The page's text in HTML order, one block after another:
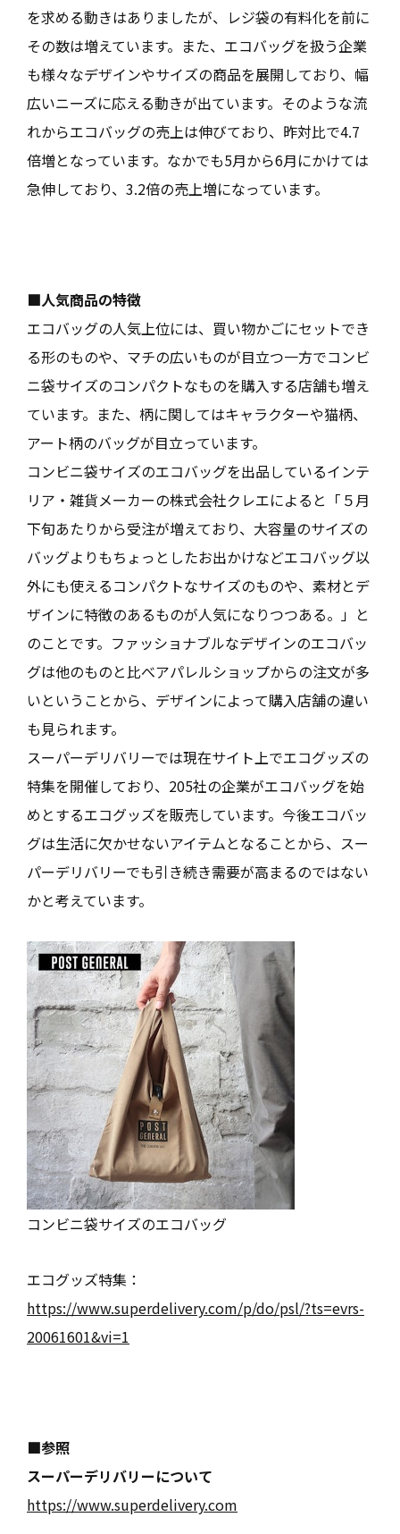
を求める動きはありましたが、レジ袋の有料化を前に
その数は増えています。また、エコバッグを扱う企業
も様々なデザインやサイズの商品を展開しており、幅
広いニーズに応える動きが出ています。そのような流
れからエコバッグの売上は伸びており、昨対比で4.7
倍増となっています。なかでも5月から6月にかけては
急伸しており、3.2倍の売上増になっています。
■人気商品の特徴
エコバッグの人気上位には、買い物かごにセットでき
る形のものや、マチの広いものが目立つ一方でコンビ
ニ袋サイズのコンパクトなものを購入する店舗も増え
ています。また、柄に関してはキャラクターや猫柄、
アート柄のバッグが目立っています。
コンビニ袋サイズのエコバッグを出品しているインテ
リア・雑貨メーカーの株式会社クレエによると「５月
下旬あたりから受注が増えており、大容量のサイズの
バッグよりもちょっとしたお出かけなどエコバッグ以
外にも使えるコンパクトなサイズのものや、素材とデ
ザインに特徴のあるものが人気になりつつある。」と
のことです。ファッショナブルなデザインのエコバッ
グは他のものと比べアパレルショップからの注文が多
いということから、デザインによって購入店舗の違い
も見られます。
スーパーデリバリーでは現在サイト上でエコグッズの
特集を開催しており、205社の企業がエコバッグを始
めとするエコグッズを販売しています。今後エコバッ
グは生活に欠かせないアイテムとなることから、スー
パーデリバリーでも引き続き需要が高まるのではない
かと考えています。
コンビニ袋サイズのエコバッグ
エコグッズ特集：
https://www.superdelivery.com/p/do/psl/?ts=evrs-
20061601&vi=1
■参照
スーパーデリバリーについて
https://www.superdelivery.com